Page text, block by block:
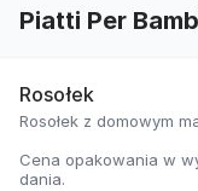
Piatti Per
Rosołek
Rosołek z domowym
Cena opakowania w
dania.